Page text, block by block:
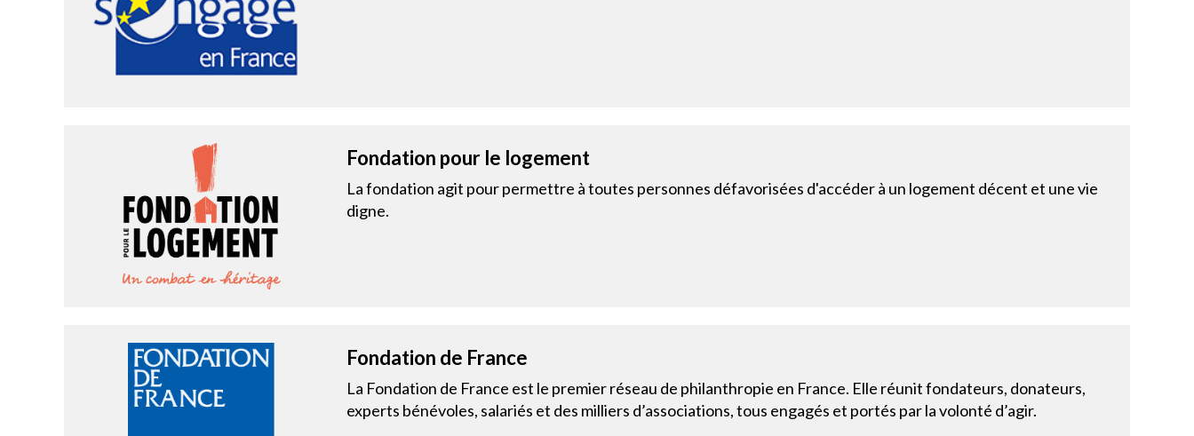
Fondation pour le logement
La fondation agit pour permettre à toutes personnes défavorisées d'accéder à un logement décent et une vie
digne.
Fondation de France
La Fondation de France est le premier réseau de philanthropie en France. Elle réunit fondateurs, donateurs,
experts bénévoles, salariés et des milliers d’associations, tous engagés et portés par la volonté d’agir.